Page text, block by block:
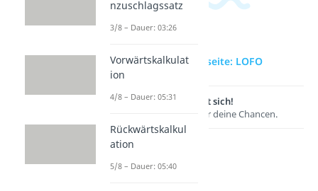
zur Videoseite: LOFO
Lernen lohnt sich!
Entdecke hier deine Chancen.
nzuschlagssatz
3/8 – Dauer: 03:26
Vorwärtskalkulat
ion
4/8 – Dauer: 05:31
Rückwärtskalkul
ation
5/8 – Dauer: 05:40